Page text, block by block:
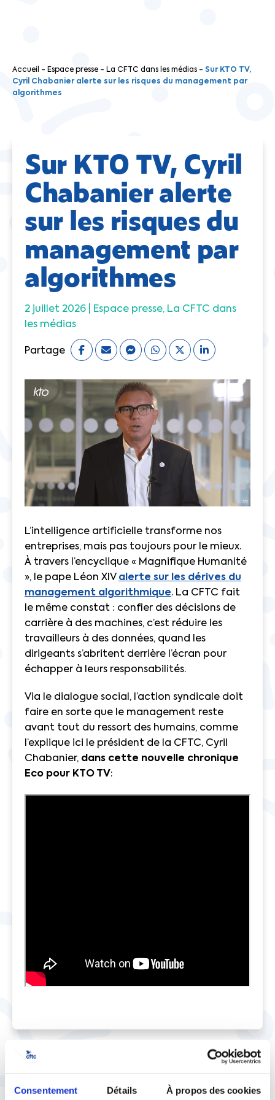
Consentement Détails À propos des cookies
Accueil - Espace presse - La CFTC dans les médias - Sur KTO TV,
Cyril Chabanier alerte sur les risques du management par
algorithmes
Sur KTO TV, Cyril
Chabanier alerte
sur les risques du
management par
algorithmes
2 juillet 2026 | Espace presse La CFTC dans
les médias
Partage
L’intelligence artificielle transforme nos
entreprises, mais pas toujours pour le mieux.
À travers l’encyclique « Magnifique Humanité
», le pape Léon XIV alerte sur les dérives du
management algorithmique. La CFTC fait
le même constat : confier des décisions de
carrière à des machines, c’est réduire les
travailleurs à des données, quand les
dirigeants s’abritent derrière l’écran pour
échapper à leurs responsabilités.
Via le dialogue social, l’action syndicale doit
faire en sorte que le management reste
avant tout du ressort des humains, comme
l’explique ici le président de la CFTC, Cyril
Chabanier, dans cette nouvelle chronique
Eco pour KTO TV: